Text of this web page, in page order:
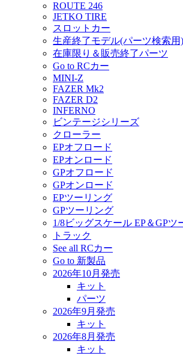
ROUTE 246
JETKO TIRE
スロットカー
生産終了モデル(パーツ検索用)
在庫限り＆販売終了パーツ
Go to RCカー
MINI-Z
FAZER Mk2
FAZER D2
INFERNO
ビンテージシリーズ
クローラー
EPオフロード
EPオンロード
GPオフロード
GPオンロード
EPツーリング
GPツーリング
1/8ビッグスケール EP＆GPツ
トラック
See all RCカー
Go to 新製品
2026年10月発売
キット
パーツ
2026年9月発売
キット
2026年8月発売
キット